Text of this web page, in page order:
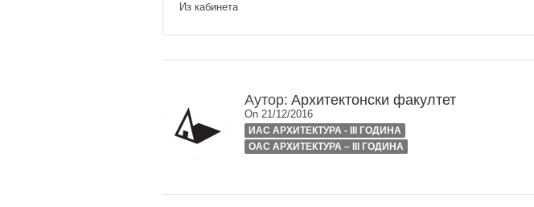
Из кабинета
Аутор: Архитектонски факултет
On 21/12/2016
ИАС АРХИТЕКТУРА - III ГОДИНА
ОАС АРХИТЕКТУРА – III ГОДИНА